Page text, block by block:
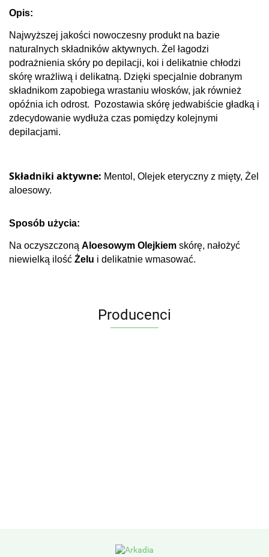
Opis:
Najwyższej jakości nowoczesny produkt na bazie
naturalnych składników aktywnych. Żel łagodzi
podrażnienia skóry po depilacji, koi i delikatnie chłodzi
skórę wrażliwą i delikatną. Dzięki specjalnie dobranym
składnikom zapobiega wrastaniu włosków, jak również
opóźnia ich odrost. Pozostawia skórę jedwabiście gładką i
zdecydowanie wydłuża czas pomiędzy kolejnymi
depilacjami.
Składniki aktywne: Mentol, Olejek eteryczny z mięty, Żel
aloesowy.
Sposób użycia:
Na oczyszczoną Aloesowym Olejkiem skórę, nałożyć
niewielką ilość Żelu i delikatnie wmasować.
Producenci